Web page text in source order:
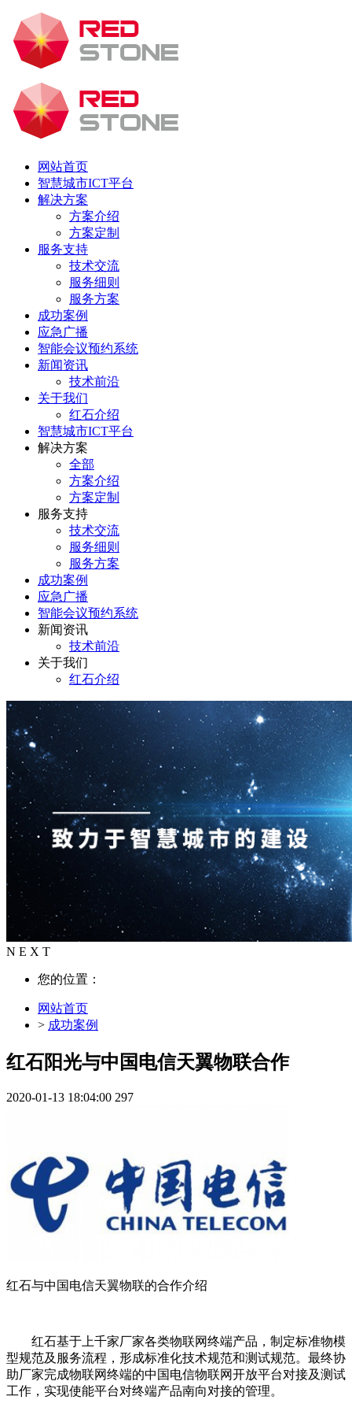
网站首页
智慧城市ICT平台
解决方案
方案介绍
方案定制
服务支持
技术交流
服务细则
服务方案
成功案例
应急广播
智能会议预约系统
新闻资讯
技术前沿
关于我们
红石介绍
智慧城市ICT平台
解决方案
全部
方案介绍
方案定制
服务支持
技术交流
服务细则
服务方案
成功案例
应急广播
智能会议预约系统
新闻资讯
技术前沿
关于我们
红石介绍
N E X T
您的位置：
网站首页
> 成功案例
红石阳光与中国电信天翼物联合作
2020-01-13 18:04:00 297
红石与中国电信天翼物联的合作介绍
红石基于上千家厂家各类物联网终端产品，制定标准物模
型规范及服务流程，形成标准化技术规范和测试规范。最终协
助厂家完成物联网终端的中国电信物联网开放平台对接及测试
工作，实现使能平台对终端产品南向对接的管理。